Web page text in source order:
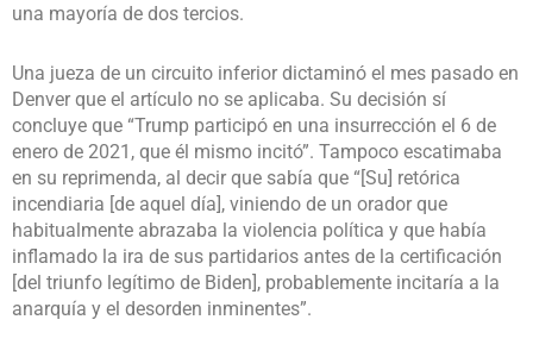
una mayoría de dos tercios.
Una jueza de un circuito inferior dictaminó el mes pasado en
Denver que el artículo no se aplicaba. Su decisión sí
concluye que “Trump participó en una insurrección el 6 de
enero de 2021, que él mismo incitó”. Tampoco escatimaba
en su reprimenda, al decir que sabía que “[Su] retórica
incendiaria [de aquel día], viniendo de un orador que
habitualmente abrazaba la violencia política y que había
inflamado la ira de sus partidarios antes de la certificación
[del triunfo legítimo de Biden], probablemente incitaría a la
anarquía y el desorden inminentes”.